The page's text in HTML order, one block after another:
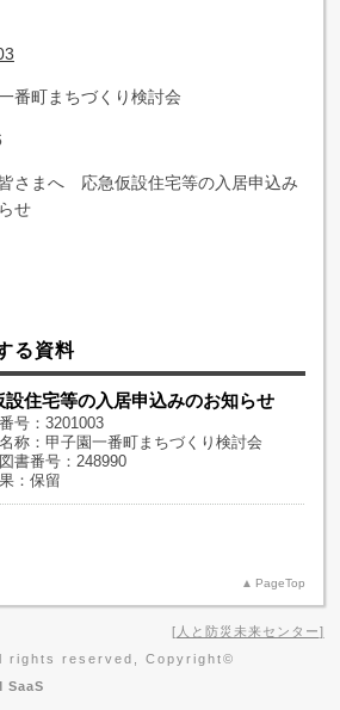
番町まちづくり検討会
さまへ 応急仮設住宅等の入居申込み
せ
る資料
設住宅等の入居申込みのお知らせ
号：3201003
称：甲子園一番町まちづくり検討会
書番号：248990
：保留
PageTop
人と防災未来センター
rights reserved, Copyright©
SaaS